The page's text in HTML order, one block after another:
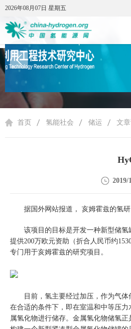
2026年08月07日 星期五
2026年08月07日 星期五
首页 氢能社会 储运 文
2019/
据国外网站报道， 亥姆霍兹的氢
该项目 的 目标是开发一种新型储
提供200万欧元资助（折合人民币约
专门用于亥姆霍兹的研究项目。
目前，氢主要经过加压， 作为气体
在合适的条件下，即在室温和中等压
属氢化物进行储存。金属氢化物储氢正